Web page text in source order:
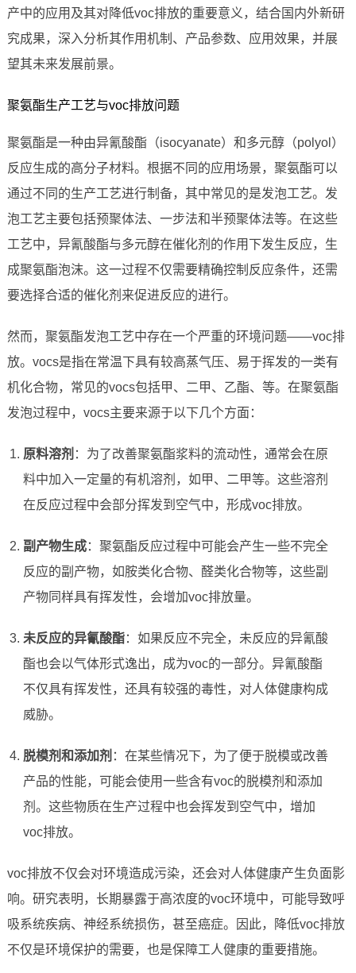
产中的应用及其对降低voc排放的重要意义，结合国内外新研
究成果，深入分析其作用机制、产品参数、应用效果，并展
望其未来发展前景。
聚氨酯生产工艺与voc排放问题
聚氨酯是一种由异氰酸酯（isocyanate）和多元醇（polyol）
反应生成的高分子材料。根据不同的应用场景，聚氨酯可以
通过不同的生产工艺进行制备，其中常见的是发泡工艺。发
泡工艺主要包括预聚体法、一步法和半预聚体法等。在这些
工艺中，异氰酸酯与多元醇在催化剂的作用下发生反应，生
成聚氨酯泡沫。这一过程不仅需要精确控制反应条件，还需
要选择合适的催化剂来促进反应的进行。
然而，聚氨酯发泡工艺中存在一个严重的环境问题——voc排
放。vocs是指在常温下具有较高蒸气压、易于挥发的一类有
机化合物，常见的vocs包括甲、二甲、乙酯、等。在聚氨酯
发泡过程中，vocs主要来源于以下几个方面：
原料溶剂 ：为了改善聚氨酯浆料的流动性，通常会在原
料中加入一定量的有机溶剂，如甲、二甲等。这些溶剂
在反应过程中会部分挥发到空气中，形成voc排放。
副产物生成：聚氨酯反应过程中可能会产生一些不完全
反应的副产物，如胺类化合物、醛类化合物等，这些副
产物同样具有挥发性，会增加voc排放量。
未反应的异氰酸酯：如果反应不完全，未反应的异氰酸
酯也会以气体形式逸出，成为voc的一部分。异氰酸酯
不仅具有挥发性，还具有较强的毒性，对人体健康构成
威胁。
脱模剂和添加剂 ：在某些情况下，为了便于脱模或改善
产品的性能，可能会使用一些含有voc的脱模剂和添加
剂。这些物质在生产过程中也会挥发到空气中，增加
voc排放。
voc排放不仅会对环境造成污染，还会对人体健康产生负面影
响。研究表明，长期暴露于高浓度的voc环境中，可能导致呼
吸系统疾病、神经系统损伤，甚至癌症。因此，降低voc排放
不仅是环境保护的需要，也是保障工人健康的重要措施。